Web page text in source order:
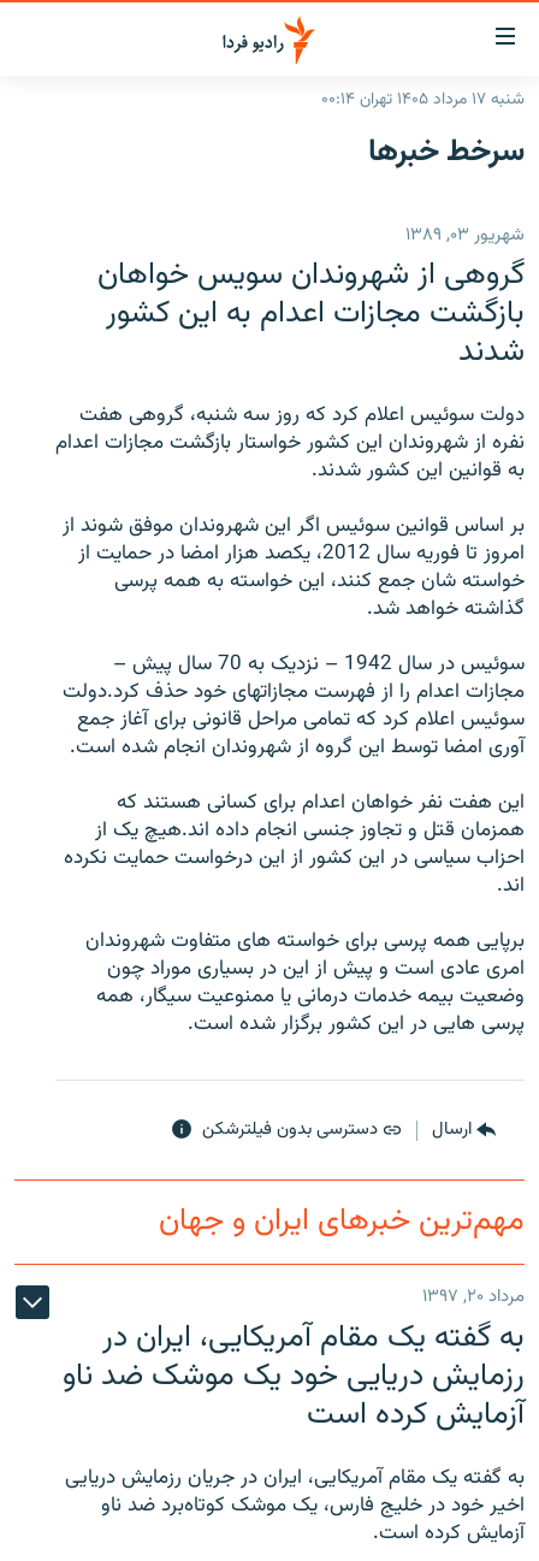
لینک‌های
قابلیت
دسترسی
بازگشت
اصلی
رفتن
صفحه
جستجو
ایران
رادیو
انتخاب کنید و بشنوید
برنامه‌های رادیویی
پادکست
چندرسانه‌ای
گزارش‌های ویدئویی
English
به ما بپیوندید
زبان‌های دیگر
شنبه ۱۷ مرداد ۱۴۰۵ تهران ۰۰:۱۴
سرخط‌ خبرها
شهریور ۰۳, ۱۳۸۹
گروهی از شهروندان سویس خواهان
بازگشت مجازات اعدام به این کشور
شدند
دولت سوئیس اعلام کرد که روز سه شنبه، گروهی هفت
نفره از شهروندان این کشور خواستار بازگشت مجازات اعدام
به قوانین این کشور شدند.
بر اساس قوانین سوئیس اگر این شهروندان موفق شوند از
امروز تا فوریه سال 2012، یکصد هزار امضا در حمایت از
خواسته شان جمع کنند، این خواسته به همه پرسی
گذاشته خواهد شد.
سوئیس در سال 1942 – نزدیک به 70 سال پیش –
مجازات اعدام را از فهرست مجازاتهای خود حذف کرد.دولت
سوئیس اعلام کرد که تمامی مراحل قانونی برای آغاز جمع
آوری امضا توسط این گروه از شهروندان انجام شده است.
این هفت نفر خواهان اعدام برای کسانی هستند که
همزمان قتل و تجاوز جنسی انجام داده اند.هیچ یک از
احزاب سیاسی در این کشور از این درخواست حمایت نکرده
اند.
برپایی همه پرسی برای خواسته های متفاوت شهروندان
امری عادی است و پیش از این در بسیاری موراد چون
وضعیت بیمه خدمات درمانی یا ممنوعیت سیگار، همه
پرسی هایی در این کشور برگزار شده است.
ارسال دسترسی بدون فیلترشکن
مهم‌ترین خبرهای ایران و جهان
مرداد ۲۰, ۱۳۹۷
به گفته یک مقام آمریکایی، ایران در
رزمایش دریایی خود یک موشک ضد ناو
آزمایش کرده است
به گفته یک مقام آمریکایی، ایران در جریان رزمایش دریایی
اخیر خود در خلیج فارس، یک موشک کوتاه‌برد ضد ناو
آزمایش کرده است.